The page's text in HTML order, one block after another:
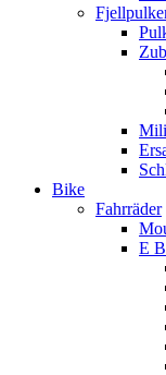
Bike
Fahrräder
E